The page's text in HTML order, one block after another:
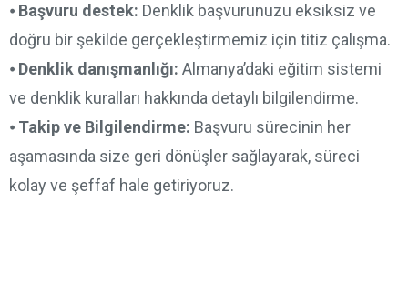
⦁ Başvuru destek: Denklik başvurunuzu eksiksiz ve
doğru bir şekilde gerçekleştirmemiz için titiz çalışma.
⦁ Denklik danışmanlığı: Almanya’daki eğitim sistemi
ve denklik kuralları hakkında detaylı bilgilendirme.
⦁ Takip ve Bilgilendirme: Başvuru sürecinin her
aşamasında size geri dönüşler sağlayarak, süreci
kolay ve şeffaf hale getiriyoruz.